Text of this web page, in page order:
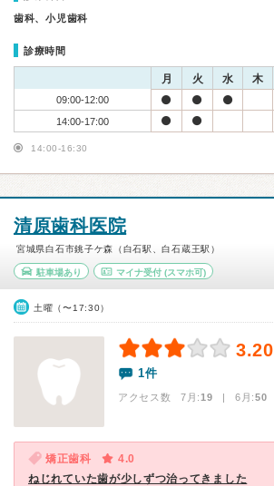
歯科、小児歯科
診療時間
月 火 水 木
09:00-12:00
14:00-17:00
14:00-16:30
清原歯科医院
宮城県白石市銚子ケ森（白石駅、白石蔵王駅）
駐車場あり マイナ受付(スマホ可)
土曜（〜17:30）
3.20
1件
アクセス数 7月:19 | 6月:50
矯正歯科
4.0
ねじれていた歯が少しずつ治ってきました